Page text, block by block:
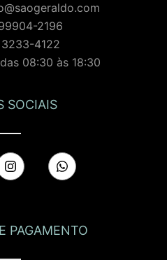
2196
3233-4122
08:30 às 18:30
SOCIAIS
PAGAMENTO